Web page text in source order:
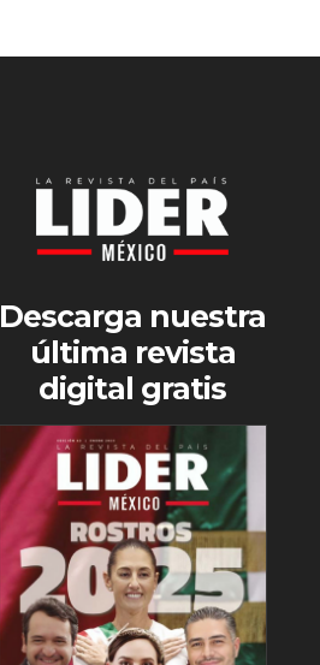
Descarga nuestra
última revista
digital gratis